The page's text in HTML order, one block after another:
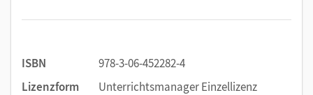
ISBN
978-3-06-452282-4
Lizenzform
Unterrichtsmanager Einzellizenz